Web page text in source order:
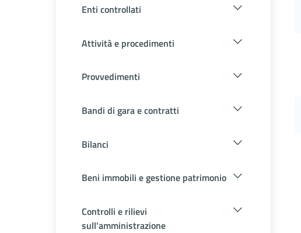
Enti controllati
Attività e procedimenti
Provvedimenti
Bandi di gara e contratti
Bilanci
Beni immobili e gestione patrimonio
Controlli e rilievi
sull'amministrazione